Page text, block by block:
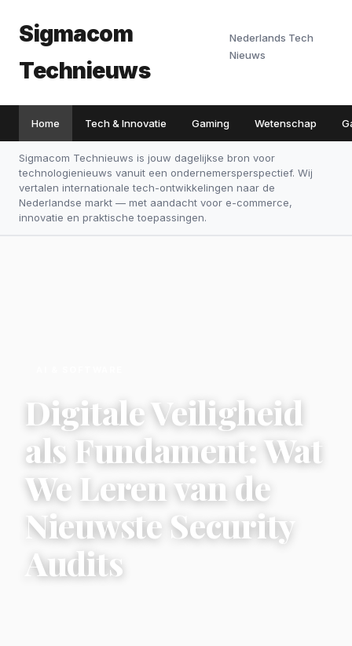
Sigmacom
Technieuws
Nederlands Tech
Nieuws
Home Tech & Innovatie Gaming Wetenschap
Sigmacom Technieuws is jouw dagelijkse bron voor
technologienieuws vanuit een ondernemersperspectief. Wij
vertalen internationale tech-ontwikkelingen naar de
Nederlandse markt — met aandacht voor e-commerce,
innovatie en praktische toepassingen.
Digitale Veiligheid
als Fundament: Wat
We Leren van de
Nieuwste Security
Audits